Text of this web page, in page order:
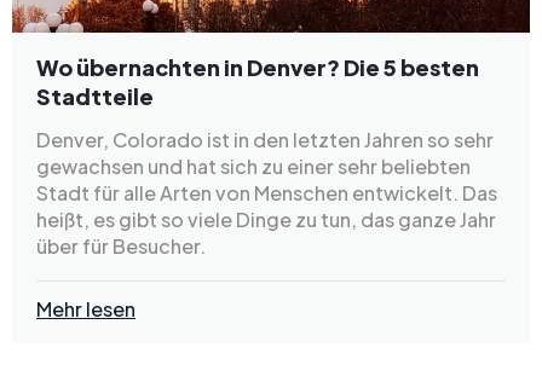
Wo übernachten in Denver? Die 5 besten
Stadtteile
Denver, Colorado ist in den letzten Jahren so sehr
gewachsen und hat sich zu einer sehr beliebten
Stadt für alle Arten von Menschen entwickelt. Das
heißt, es gibt so viele Dinge zu tun, das ganze Jahr
über für Besucher.
Mehr lesen